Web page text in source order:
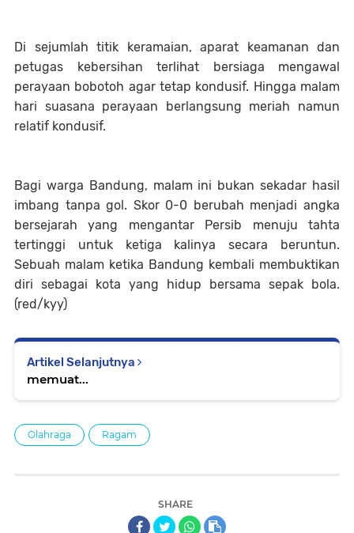
Di sejumlah titik keramaian, aparat keamanan dan
petugas kebersihan terlihat bersiaga mengawal
perayaan bobotoh agar tetap kondusif. Hingga malam
hari suasana perayaan berlangsung meriah namun
relatif kondusif.
Bagi warga Bandung, malam ini bukan sekadar hasil
imbang tanpa gol. Skor 0-0 berubah menjadi angka
bersejarah yang mengantar Persib menuju tahta
tertinggi untuk ketiga kalinya secara beruntun.
Sebuah malam ketika Bandung kembali membuktikan
diri sebagai kota yang hidup bersama sepak bola.
(red/kyy)
Artikel Selanjutnya
memuat...
Olahraga Ragam
SHARE